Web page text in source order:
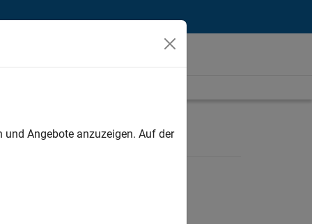
Angebote anzuzeigen. Auf der